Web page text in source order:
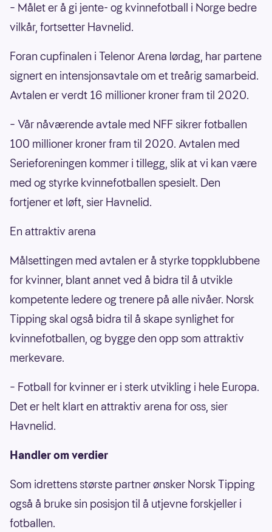
– Målet er å gi jente- og kvinnefotball i Norge bedre
vilkår, fortsetter Havnelid.
Foran cupfinalen i Telenor Arena lørdag, har partene
signert en intensjonsavtale om et treårig samarbeid.
Avtalen er verdt 16 millioner kroner fram til 2020.
– Vår nåværende avtale med NFF sikrer fotballen
100 millioner kroner fram til 2020. Avtalen med
Serieforeningen kommer i tillegg, slik at vi kan være
med og styrke kvinnefotballen spesielt. Den
fortjener et løft, sier Havnelid.
En attraktiv arena
Målsettingen med avtalen er å styrke toppklubbene
for kvinner, blant annet ved å bidra til å utvikle
kompetente ledere og trenere på alle nivåer. Norsk
Tipping skal også bidra til å skape synlighet for
kvinnefotballen, og bygge den opp som attraktiv
merkevare.
– Fotball for kvinner er i sterk utvikling i hele Europa.
Det er helt klart en attraktiv arena for oss, sier
Havnelid.
Handler om verdier
Som idrettens største partner ønsker Norsk Tipping
også å bruke sin posisjon til å utjevne forskjeller i
fotballen.